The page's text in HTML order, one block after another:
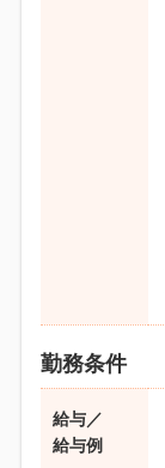
勤務条件
給与／
給与例